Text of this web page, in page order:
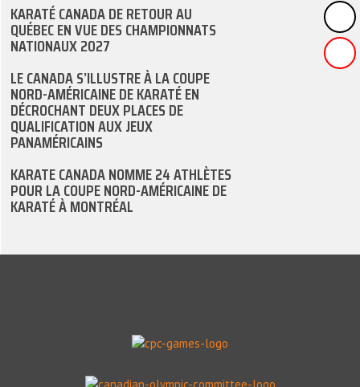
KARATÉ CANADA DE RETOUR AU
QUÉBEC EN VUE DES CHAMPIONNATS
NATIONAUX 2027
LE CANADA S’ILLUSTRE À LA COUPE
NORD-AMÉRICAINE DE KARATÉ EN
DÉCROCHANT DEUX PLACES DE
QUALIFICATION AUX JEUX
PANAMÉRICAINS
KARATE CANADA NOMME 24 ATHLÈTES
POUR LA COUPE NORD-AMÉRICAINE DE
KARATÉ À MONTRÉAL